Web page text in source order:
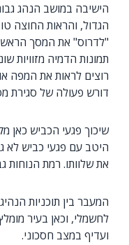
הישיבה במושב הנהג
הגדול, והראות החוצה
"לדרוס" את המסך
תמונות הדמיה מזוויות
רוצים לראות את המפה
דורש פעולה של סגירת
שיכוך פגעי הכביש כאן
היטב עם פגעי כביש לא
את שלוותו. רמת הנוחות
המעבר בין תוכניות
לחשמלי, וכאן בעיר
ועדיף במצב חסכוני.